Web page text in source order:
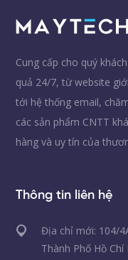
Cung cấp cho quý
quả 24/7, từ website
tới hệ thống email,
các sản phẩm CNTT
hàng và uy tín của
Thông tin liên hệ
Địa chỉ mới: 104/
Thành Phố Hồ